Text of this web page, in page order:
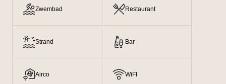
Zwembad Restaurant
Strand Bar
Airco WiFI